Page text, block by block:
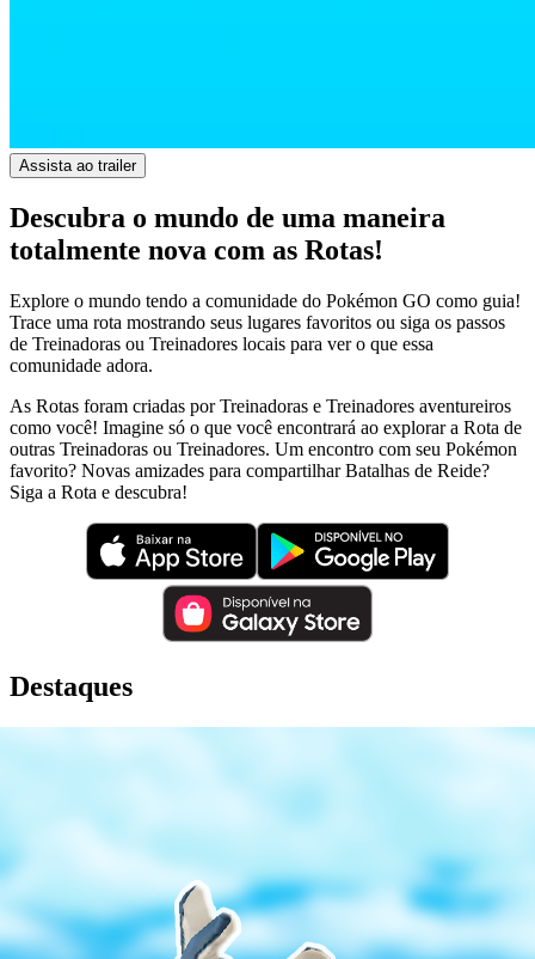
Assista ao trailer
Descubra o mundo de uma maneira
totalmente nova com as Rotas!
Explore o mundo tendo a comunidade do Pokémon GO como guia!
Trace uma rota mostrando seus lugares favoritos ou siga os passos
de Treinadoras ou Treinadores locais para ver o que essa
comunidade adora.
As Rotas foram criadas por Treinadoras e Treinadores aventureiros
como você! Imagine só o que você encontrará ao explorar a Rota de
outras Treinadoras ou Treinadores. Um encontro com seu Pokémon
favorito? Novas amizades para compartilhar Batalhas de Reide?
Siga a Rota e descubra!
Destaques